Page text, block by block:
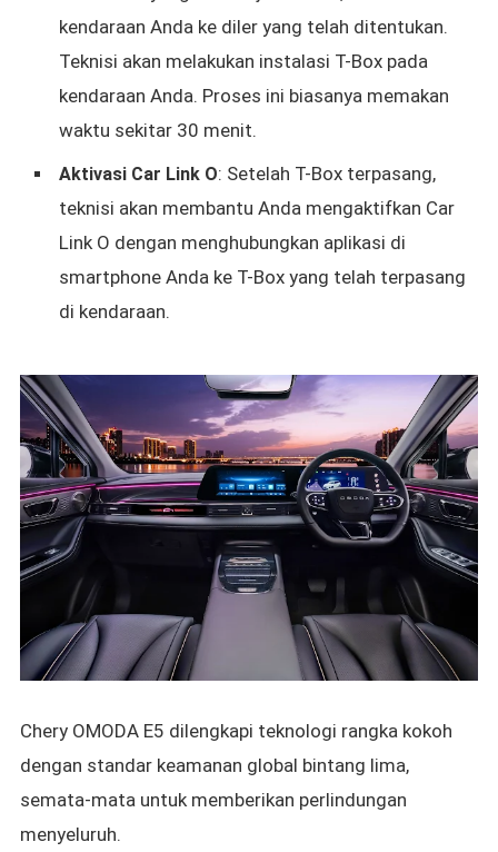
kendaraan Anda ke diler yang telah ditentukan.
Teknisi akan melakukan instalasi T-Box pada
kendaraan Anda. Proses ini biasanya memakan
waktu sekitar 30 menit.
Aktivasi Car Link O: Setelah T-Box terpasang,
teknisi akan membantu Anda mengaktifkan Car
Link O dengan menghubungkan aplikasi di
smartphone Anda ke T-Box yang telah terpasang
di kendaraan.
Chery OMODA E5 dilengkapi teknologi rangka kokoh
dengan standar keamanan global bintang lima,
semata-mata untuk memberikan perlindungan
menyeluruh.